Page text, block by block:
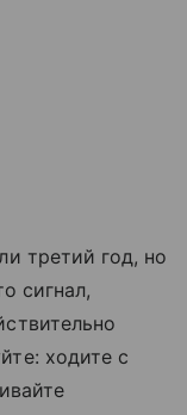
третий год, но
сигнал,
ходите с